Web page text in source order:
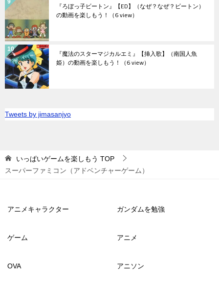
『ろぼっ子ビートン』【ED】（なぜ？なぜ？ビートン）
の動画を楽しもう！ （6 view）
『魔法のスターマジカルエミ』【挿入歌】（南国人魚
姫）の動画を楽しもう！ （6 view）
Tweets by jimasanjyo
いっぱいゲームを楽しもう TOP
スーパーファミコン（アドベンチャーゲーム）
アニメキャラクター ガンダムを勉強
ゲーム アニメ
OVA アニソン